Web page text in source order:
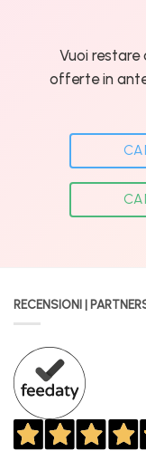
Vuoi restare
offerte in
RECENSIONI |